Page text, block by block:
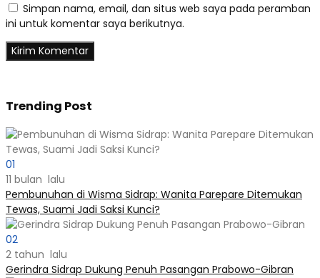
Simpan nama, email, dan situs web saya pada peramban
ini untuk komentar saya berikutnya.
Trending Post
01
11 bulan lalu
Pembunuhan di Wisma Sidrap: Wanita Parepare Ditemukan
Tewas, Suami Jadi Saksi Kunci?
02
2 tahun lalu
Gerindra Sidrap Dukung Penuh Pasangan Prabowo-Gibran